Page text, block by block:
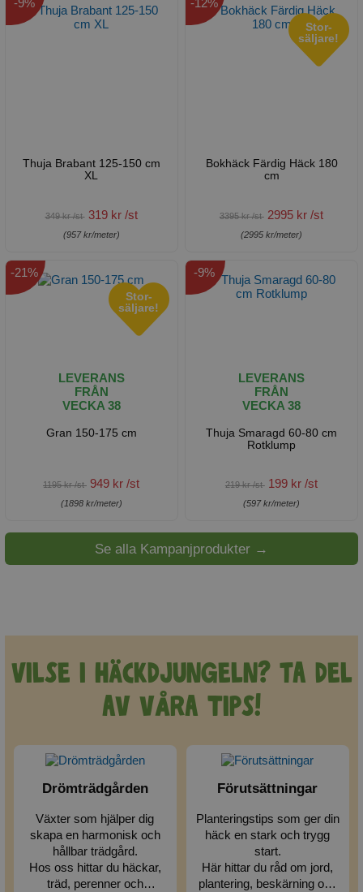
Thuja Brabant 125-150 cm
XL
349 kr /st 319 kr /st
-9%
(957 kr/meter)
Stor-
säljare!
Bokhäck Färdig Häck 180
cm
3395 kr /st 2995 kr /st
-12%
(2995 kr/meter)
Stor-
säljare!
LEVERANS
FRÅN
VECKA 38
Gran 150-175 cm
1195 kr /st 949 kr /st
-21%
(1898 kr/meter)
LEVERANS
FRÅN
VECKA 38
Thuja Smaragd 60-80 cm
Rotklump
219 kr /st 199 kr /st
-9%
(597 kr/meter)
Se alla Kampanjprodukter →
Vilse i häckdjungeln? Ta del
av våra tips!
Drömträdgården
Växter som hjälper dig
skapa en harmonisk och
hållbar trädgård.
Hos oss hittar du häckar,
träd, perenner och
Förutsättningar
Planteringstips som ger din
häck en stark och trygg
start.
Här hittar du råd om jord,
plantering, beskärning och